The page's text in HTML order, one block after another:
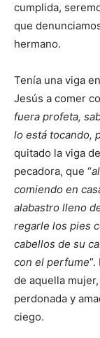
cumplida,
que
hermano.
Tenía una viga
Jesús a comer
fuera profeta,
lo está tocando,
quitado la viga
pecadora, que “
comiendo en
alabastro lleno
regarle los pies
cabellos de su
con el perfume
de aquella
perdonada y
ciego.